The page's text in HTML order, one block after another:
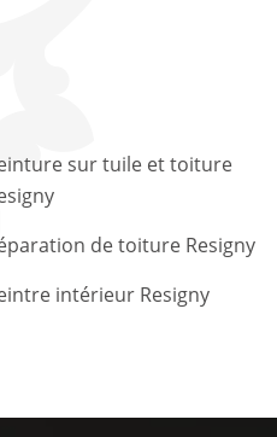
sur tuile et toiture
de toiture Resigny
intérieur Resigny